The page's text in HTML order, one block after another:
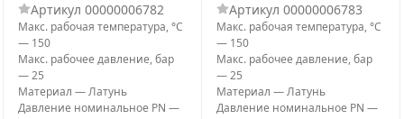
Артикул 00000006782
Макс. рабочая температура, °С
— 150
Макс. рабочее давление, бар
—25
Материал —Латунь
Давление номинальное PN —
Артикул 00000006783
Макс. рабочая температура, °С
— 150
Макс. рабочее давление, бар
—25
Материал —Латунь
Давление номинальное PN —